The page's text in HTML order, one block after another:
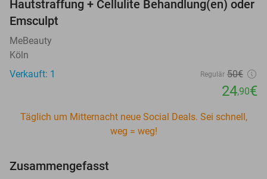
Hautstraffung + Cellulite Behandlung(en) oder
Emsculpt
MeBeauty
Köln
Verkauft: 1
Regulär 50€
24,90€
Täglich um Mitternacht neue Social Deals. Sei schnell,
weg = weg!
Zusammengefasst